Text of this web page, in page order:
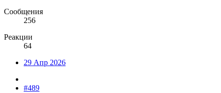
Сообщения
256
Реакции
64
29 Апр 2026
#489